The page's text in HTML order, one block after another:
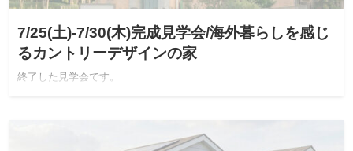
7/25(土)-7/30(木)完成見学会/海外暮らしを感じ
るカントリーデザインの家
終了した見学会です。